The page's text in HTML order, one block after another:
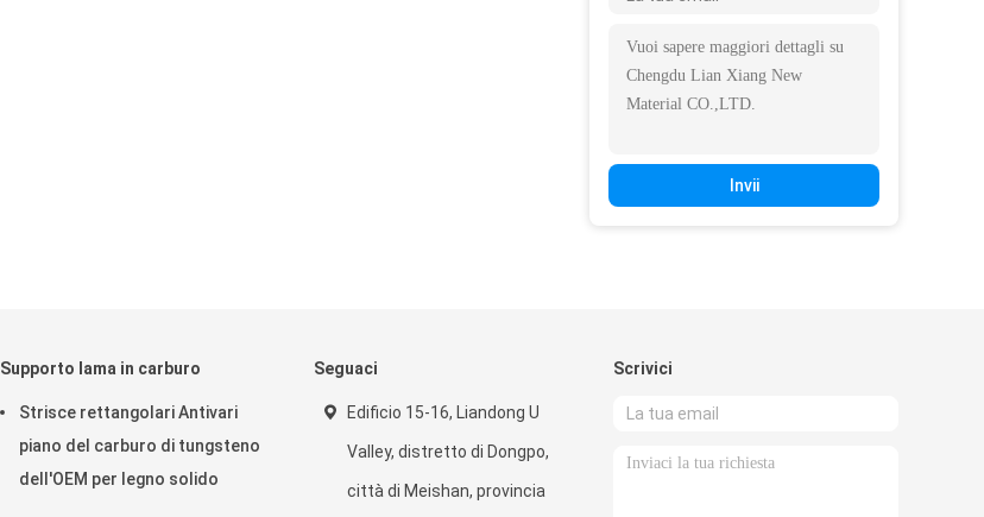
Invii
Supporto lama in carburo
Strisce rettangolari Antivari
piano del carburo di tungsteno
dell'OEM per legno solido
Seguaci
Edificio 15-16, Liandong U
Valley, distretto di Dongpo,
città di Meishan, provincia
Scrivici